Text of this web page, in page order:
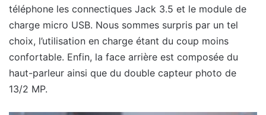
téléphone les connectiques Jack 3.5 et le module de
charge micro USB. Nous sommes surpris par un tel
choix, l’utilisation en charge étant du coup moins
confortable. Enfin, la face arrière est composée du
haut-parleur ainsi que du double capteur photo de
13/2 MP.